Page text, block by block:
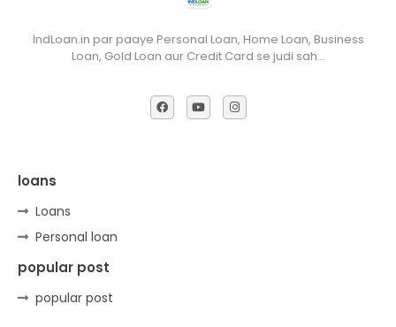
IndLoan.in par paaye Personal Loan, Home Loan, Business
Loan, Gold Loan aur Credit Card se judi sah…
loans
Loans
Personal loan
popular post
popular post